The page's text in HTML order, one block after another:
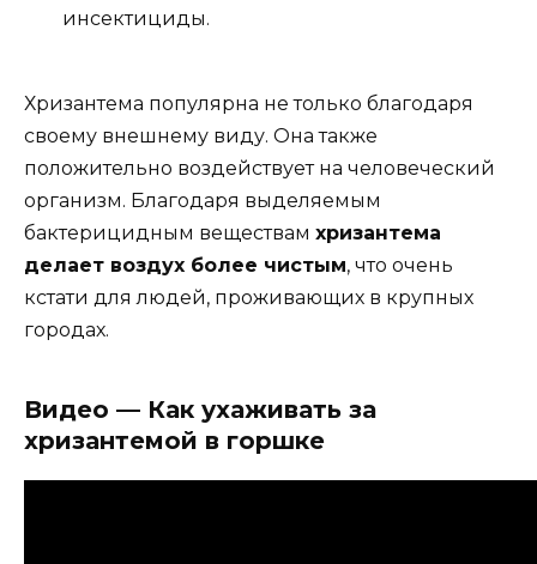
инсектициды.
Хризантема популярна не только благодаря
своему внешнему виду. Она также
положительно воздействует на человеческий
организм. Благодаря выделяемым
бактерицидным веществам хризантема
делает воздух более чистым, что очень
кстати для людей, проживающих в крупных
городах.
Видео — Как ухаживать за
хризантемой в горшке